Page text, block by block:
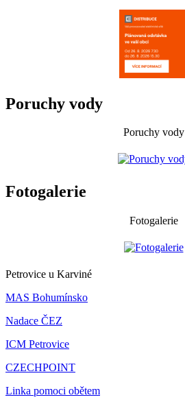
Poruchy vody
Poruchy vody
Fotogalerie
Fotogalerie
Petrovice u Karviné
MAS Bohumínsko
Nadace ČEZ
ICM Petrovice
CZECHPOINT
Linka pomoci obětem